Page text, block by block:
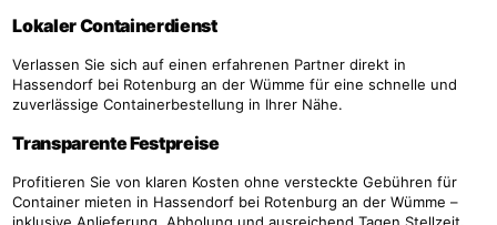
Lokaler Containerdienst
Verlassen Sie sich auf einen erfahrenen Partner direkt in
Hassendorf bei Rotenburg an der Wümme für eine schnelle und
zuverlässige Containerbestellung in Ihrer Nähe.
Transparente Festpreise
Profitieren Sie von klaren Kosten ohne versteckte Gebühren für
Container mieten in Hassendorf bei Rotenburg an der Wümme –
inklusive Anlieferung, Abholung und ausreichend Tagen Stellzeit.